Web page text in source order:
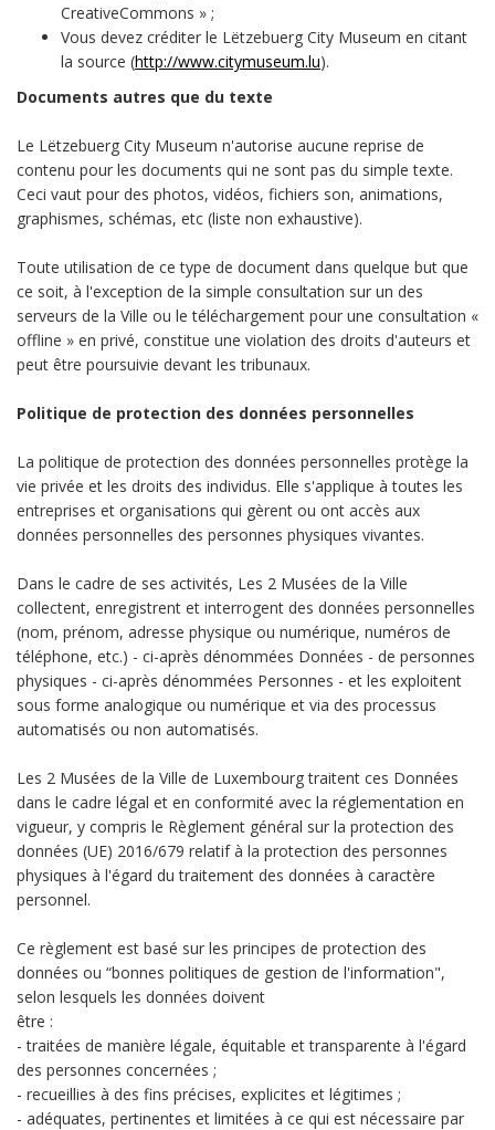
CreativeCommons » ;
Vous devez créditer le Lëtzebuerg City Museum en citant
la source (http://www.citymuseum.lu).
Documents autres que du texte
Le Lëtzebuerg City Museum n'autorise aucune reprise de
contenu pour les documents qui ne sont pas du simple texte.
Ceci vaut pour des photos, vidéos, fichiers son, animations,
graphismes, schémas, etc (liste non exhaustive).
Toute utilisation de ce type de document dans quelque but que
ce soit, à l'exception de la simple consultation sur un des
serveurs de la Ville ou le téléchargement pour une consultation «
offline » en privé, constitue une violation des droits d'auteurs et
peut être poursuivie devant les tribunaux.
Politique de protection des données personnelles
La politique de protection des données personnelles protège la
vie privée et les droits des individus. Elle s'applique à toutes les
entreprises et organisations qui gèrent ou ont accès aux
données personnelles des personnes physiques vivantes.
Dans le cadre de ses activités, Les 2 Musées de la Ville
collectent, enregistrent et interrogent des données personnelles
(nom, prénom, adresse physique ou numérique, numéros de
téléphone, etc.) - ci-après dénommées Données - de personnes
physiques - ci-après dénommées Personnes - et les exploitent
sous forme analogique ou numérique et via des processus
automatisés ou non automatisés.
Les 2 Musées de la Ville de Luxembourg traitent ces Données
dans le cadre légal et en conformité avec la réglementation en
vigueur, y compris le Règlement général sur la protection des
données (UE) 2016/679 relatif à la protection des personnes
physiques à l'égard du traitement des données à caractère
personnel.
Ce règlement est basé sur les principes de protection des
données ou “bonnes politiques de gestion de l'information",
selon lesquels les données doivent
être :
- traitées de manière légale, équitable et transparente à l'égard
des personnes concernées ;
- recueillies à des fins précises, explicites et légitimes ;
- adéquates, pertinentes et limitées à ce qui est nécessaire par